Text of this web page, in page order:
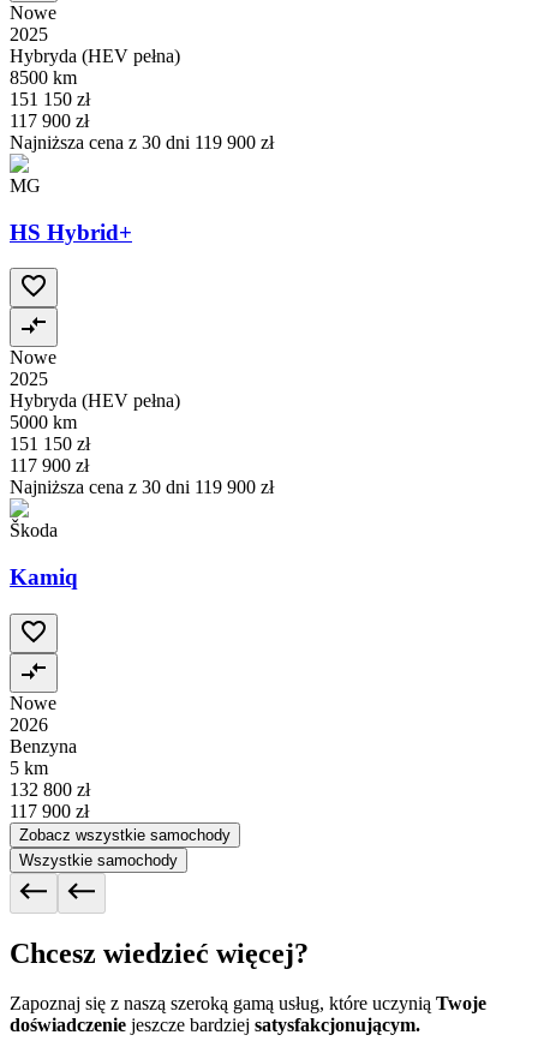
Nowe
2025
Hybryda (HEV pełna)
8500 km
151 150 zł
117 900 zł
Najniższa cena z 30 dni 119 900 zł
MG
HS Hybrid+
Nowe
2025
Hybryda (HEV pełna)
5000 km
151 150 zł
117 900 zł
Najniższa cena z 30 dni 119 900 zł
Škoda
Kamiq
Nowe
2026
Benzyna
5 km
132 800 zł
117 900 zł
Zobacz wszystkie samochody
Wszystkie samochody
Chcesz wiedzieć więcej?
Zapoznaj się z naszą szeroką gamą usług, które uczynią Twoje
doświadczenie jeszcze bardziej satysfakcjonującym.